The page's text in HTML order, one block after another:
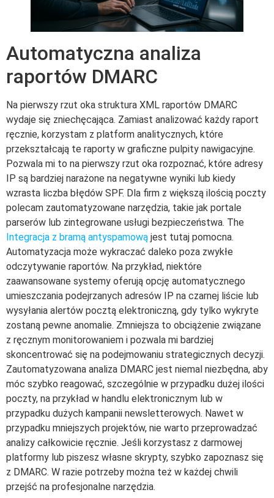
Automatyczna analiza
raportów DMARC
Na pierwszy rzut oka struktura XML raportów DMARC
wydaje się zniechęcająca. Zamiast analizować każdy raport
ręcznie, korzystam z platform analitycznych, które
przekształcają te raporty w graficzne pulpity nawigacyjne.
Pozwala mi to na pierwszy rzut oka rozpoznać, które adresy
IP są bardziej narażone na negatywne wyniki lub kiedy
wzrasta liczba błędów SPF. Dla firm z większą ilością poczty
polecam zautomatyzowane narzędzia, takie jak portale
parserów lub zintegrowane usługi bezpieczeństwa. The
Integracja z bramą antyspamową jest tutaj pomocna.
Automatyzacja może wykraczać daleko poza zwykłe
odczytywanie raportów. Na przykład, niektóre
zaawansowane systemy oferują opcję automatycznego
umieszczania podejrzanych adresów IP na czarnej liście lub
wysyłania alertów pocztą elektroniczną, gdy tylko wykryte
zostaną pewne anomalie. Zmniejsza to obciążenie związane
z ręcznym monitorowaniem i pozwala mi bardziej
skoncentrować się na podejmowaniu strategicznych decyzji.
Zautomatyzowana analiza DMARC jest niemal niezbędna, aby
móc szybko reagować, szczególnie w przypadku dużej ilości
poczty, na przykład w handlu elektronicznym lub w
przypadku dużych kampanii newsletterowych. Nawet w
przypadku mniejszych projektów, nie warto przeprowadzać
analizy całkowicie ręcznie. Jeśli korzystasz z darmowej
platformy lub piszesz własne skrypty, szybko zapoznasz się
z DMARC. W razie potrzeby można też w każdej chwili
przejść na profesjonalne narzędzia.